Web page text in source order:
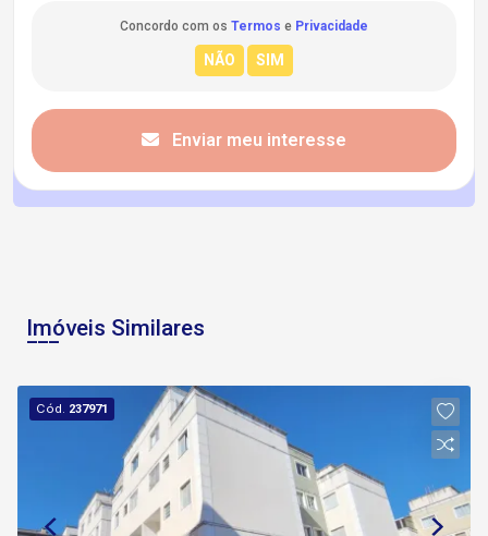
Concordo com os Termos e Privacidade
Enviar meu interesse
Imóveis Similares
Cód. 237971